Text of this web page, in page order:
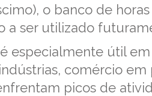
o banco de
a ser utilizado
especialmente útil
comércio em
picos de